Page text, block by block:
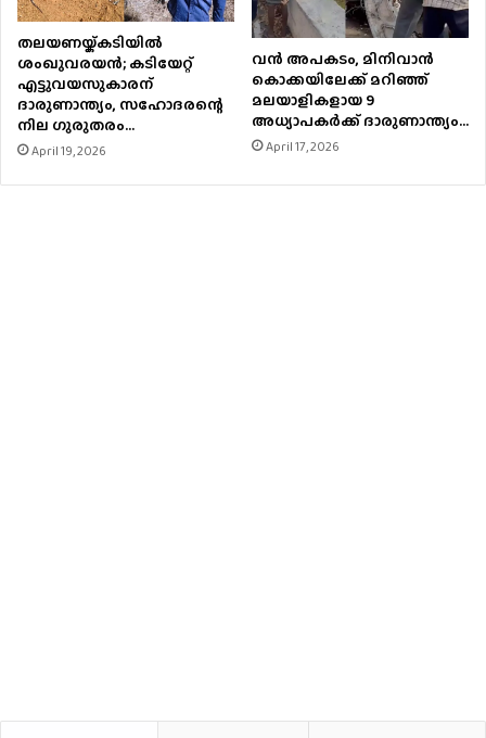
തലയണയ്ക്കടിയില്‍
ശംഖുവരയന്‍; കടിയേറ്റ്
എട്ടുവയസുകാരന്
ദാരുണാന്ത്യം, സഹോദരന്റെ
നില ഗുരുതരം…
April 19, 2026
വൻ അപകടം, മിനിവാൻ
കൊക്കയിലേക്ക് മറിഞ്ഞ്
മലയാളികളായ 9
അധ്യാപകർക്ക് ദാരുണാന്ത്യം…
April 17, 2026